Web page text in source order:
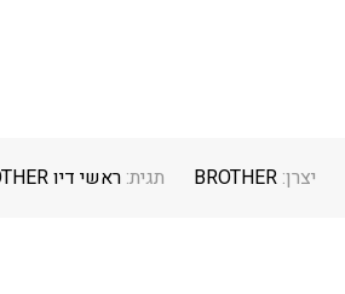
יצרן: BROTHER תגית: ראשי דיו BROTHER